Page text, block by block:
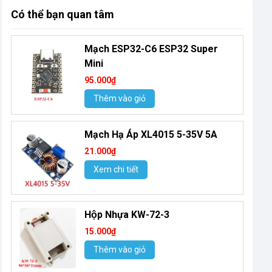
Có thể bạn quan tâm
Mạch ESP32-C6 ESP32 Super
Mini
95.000₫
Thêm vào giỏ
Mạch Hạ Áp XL4015 5-35V 5A
21.000₫
Xem chi tiết
Hộp Nhựa KW-72-3
15.000₫
Thêm vào giỏ